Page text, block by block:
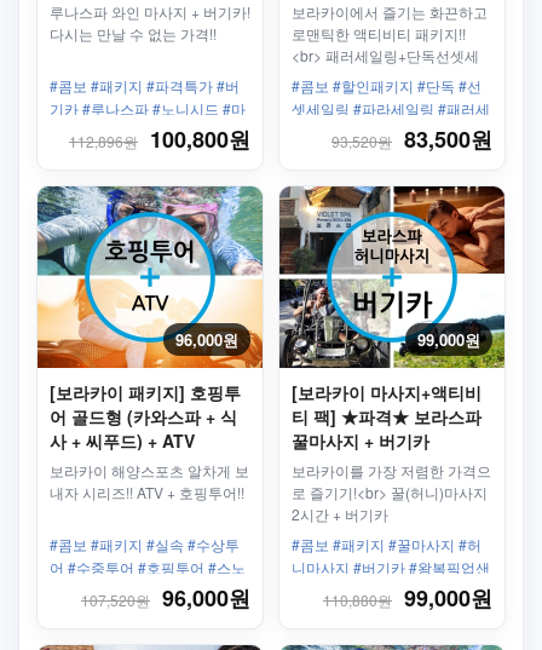
루나스파 와인 마사지 + 버기카!
다시는 만날 수 없는 가격!!
#콤보 #패키지 #파격특가 #버
기카 #루나스파 #노니시드 #마
112,896원 100,800원
보라카이에서 즐기는 화끈하고
로맨틱한 액티비티 패키지!!
<br> 패러세일링+단독선셋세
일링
#콤보 #할인패키지 #단독 #선
셋세일링 #파라세일링 #패러세
일링 #낙하산 #왕복픽업샌딩 #
93,520원 83,500원
96,000원
[보라카이 패키지] 호핑투
어 골드형 (카와스파 + 식
사 + 씨푸드) + ATV
보라카이 해양스포츠 알차게 보
내자 시리즈!! ATV + 호핑투어!!
#콤보 #패키지 #실속 #수상투
어 #수중투어 #호핑투어 #스노
107,520원 96,000원
99,000원
[보라카이 마사지+액티비
티 팩] ★파격★ 보라스파
꿀마사지 + 버기카
보라카이를 가장 저렴한 가격으
로 즐기기!<br> 꿀(허니)마사지
2시간 + 버기카
#콤보 #패키지 #꿀마사지 #허
니마사지 #버기카 #왕복픽업샌
110,880원 99,000원